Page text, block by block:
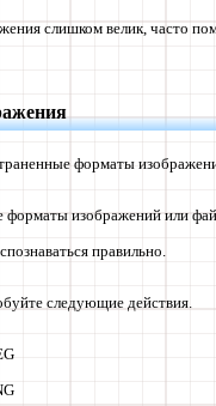
слишком велик, часто
форматы
форматы изображений или
правильно.
следующие действия.